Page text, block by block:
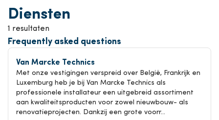
Diensten
1 resultaten
Frequently asked questions
Van Marcke Technics
Met onze vestigingen verspreid over België, Frankrijk en
Luxemburg heb je bij Van Marcke Technics als
professionele installateur een uitgebreid assortiment
aan kwaliteitsproducten voor zowel nieuwbouw- als
renovatieprojecten. Dankzij een grote voorr...